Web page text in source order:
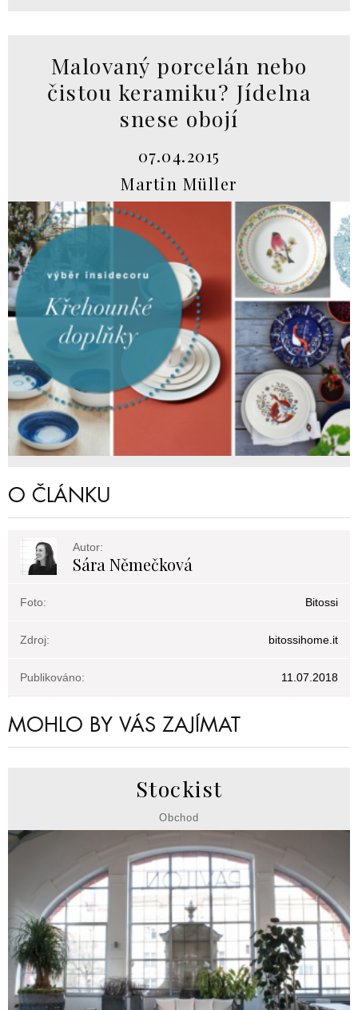
Malovaný porcelán nebo
čistou keramiku? Jídelna
snese obojí
07.04.2015
Martin Müller
O ČLÁNKU
Autor:
Sára Němečková
Foto: Bitossi
Zdroj: bitossihome.it
Publikováno: 11.07.2018
MOHLO BY VÁS ZAJÍMAT
Stockist
Obchod